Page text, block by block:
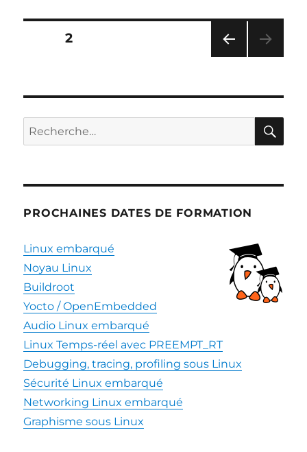
Pagination
publications
CÉD
ENT
PAGE2
Recherche
pour :
PROCHAINES DATES DE FORMATION
Linux embarqué
Noyau Linux
Buildroot
Yocto / OpenEmbedded
Audio Linux embarqué
Linux Temps-réel avec PREEMPT_RT
Debugging, tracing, profiling sous Linux
Sécurité Linux embarqué
Networking Linux embarqué
Graphisme sous Linux